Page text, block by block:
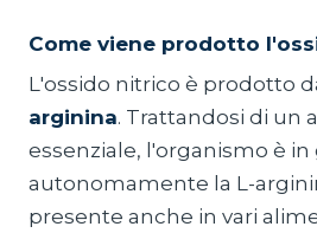
Come viene prodotto
L'ossido nitrico è prodotto
arginina. Trattandosi di un
essenziale, l'organismo è
autonomamente la L-
presente anche in vari